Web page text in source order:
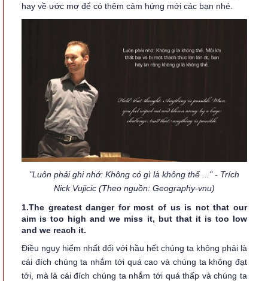
hay về ước mơ để có thêm cảm hứng mới các bạn nhé.
"Luôn phải ghi nhớ: Không có gì là không thể ..." - Trích
Nick Vujicic (Theo nguồn: Geography-vnu)
1.The greatest danger for most of us is not that our
aim is too high and we miss it, but that it is too low
and we reach it.
Điều nguy hiểm nhất đối với hầu hết chúng ta không phải là
cái đích chúng ta nhắm tới quá cao và chúng ta không đạt
tới, mà là cái đích chúng ta nhắm tới quá thấp và chúng ta